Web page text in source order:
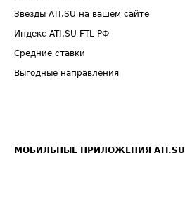
Звезды ATI.SU на вашем сайте
Индекс ATI.SU FTL РФ
Средние ставки
Выгодные направления
МОБИЛЬНЫЕ ПРИЛОЖЕНИЯ ATI.SU